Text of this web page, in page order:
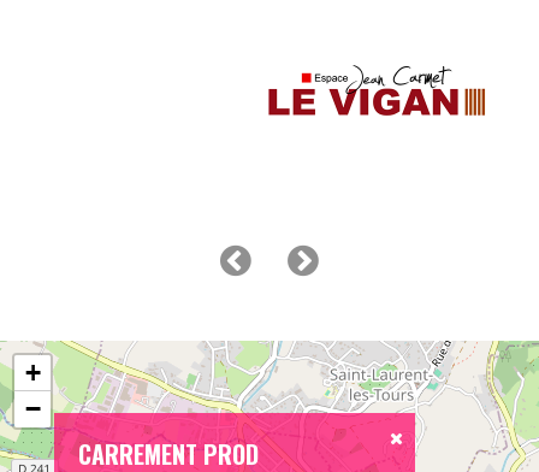
CARREMENT PROD
+
−